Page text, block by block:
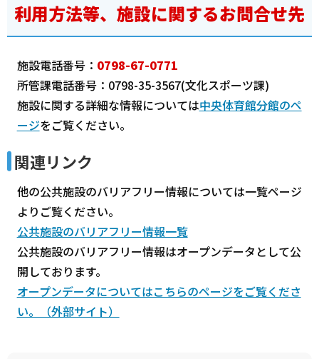
利用方法等、施設に関するお問合せ先
施設電話番号： 0798-67-0771
所管課電話番号：0798-35-3567(文化スポーツ課)
施設に関する詳細な情報については中央体育館分館のペ
ージをご覧ください。
関連リンク
他の公共施設のバリアフリー情報については一覧ページ
よりご覧ください。
公共施設のバリアフリー情報一覧
公共施設のバリアフリー情報はオープンデータとして公
開しております。
オープンデータについてはこちらのページをご覧くださ
い。（外部サイト）